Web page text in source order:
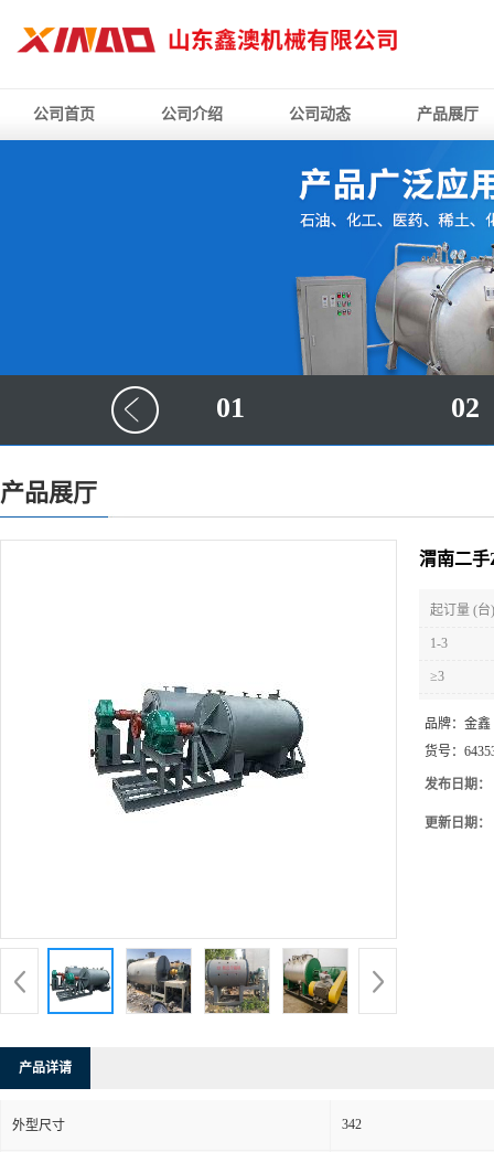
公司首页 公司介绍 公司动态 产品展厅
01 02
产品展厅
渭南二手
起订量 (台)
1-3
≥3
品牌： 金鑫
货号：
发布日期：
更新日期：
产品详请
外型尺寸 342